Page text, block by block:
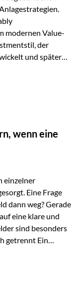
modernen Value-
der
und später
unter ihrem
Faktoren
und
wenn eine
einzelner
Eine Frage
dann weg? Gerade
eine klare und
sind besonders
getrennt Ein